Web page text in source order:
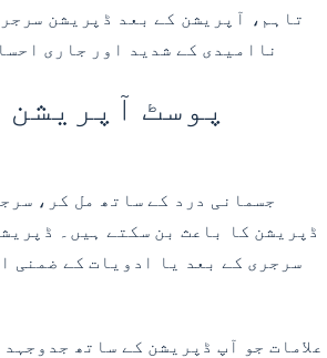
تاہم، آپریشن کے بعد ڈپریشن
ناامیدی کے شدید اور جاری
پوسٹ
جسمانی درد کے ساتھ مل کر،
ڈپریشن کا باعث بن سکتے ہیں۔
سرجری کے بعد یا ادویات کے ضمنی
علامات جو آپ ڈپریشن کے ساتھ